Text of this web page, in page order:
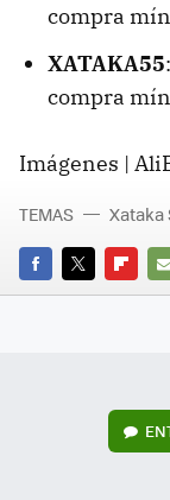
compra
XATAKA55
compra
Imágenes |
FACEBOOK
TWITTER
TEMAS Xataka